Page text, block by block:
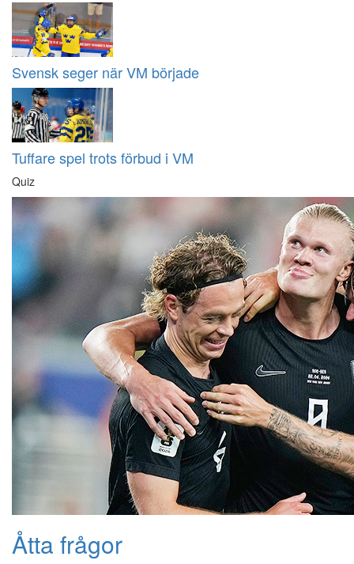
Svensk seger när VM började
Tuffare spel trots förbud i VM
Quiz
Åtta frågor